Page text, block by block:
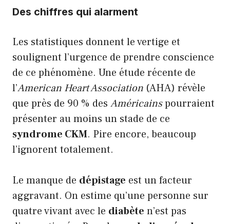
Des chiffres qui alarment
Les statistiques donnent le vertige et
soulignent l’urgence de prendre conscience
de ce phénomène. Une étude récente de
l’American Heart Association (AHA) révèle
que près de 90 % des Américainspourraient
présenter au moins un stade de ce
syndrome CKM. Pire encore, beaucoup
l’ignorent totalement.
Le manque de dépistage est un facteur
aggravant. On estime qu’une personne sur
quatre vivant avec le diabète n’est pas